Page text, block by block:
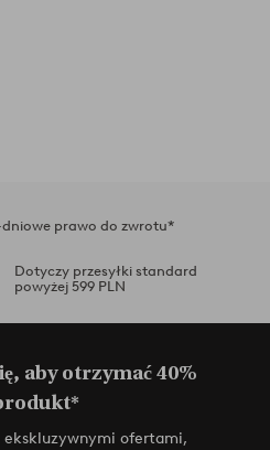
prawo do zwrotu*
Dotyczy przesyłki standard
powyżej 599 PLN
aby otrzymać 40%
ofertami,